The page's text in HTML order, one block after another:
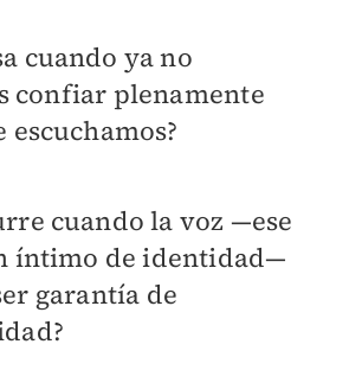
cuando ya no
confiar plenamente
escuchamos?
cuando la voz —ese
íntimo de identidad—
garantía de